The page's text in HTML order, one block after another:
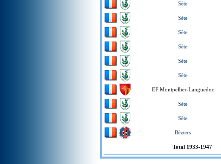
Sète
Sète
Sète
Sète
Sète
Sète
EF Montpellier-Languedoc
Sète
Sète
Béziers
Total 1933-1947